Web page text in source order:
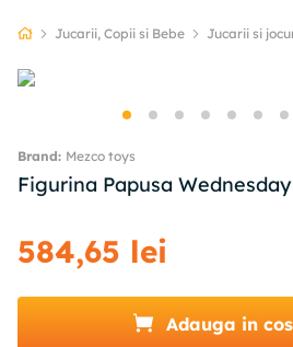
Jucarii, Copii si Bebe Jucarii si
Mezco toys
Figurina Papusa
584,65 lei
Adauga in cos